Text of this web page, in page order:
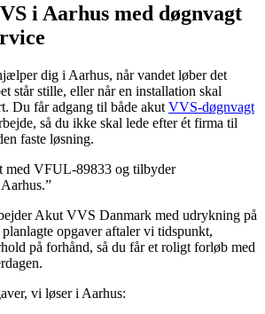
i Aarhus med døgnvagt
dig i Aarhus, når vandet løber det
står stille, eller når en installation skal
Du får adgang til både akut VVS-døgnvagt
så du ikke skal lede efter ét firma til
faste løsning.
med VFUL-89833 og tilbyder
Akut VVS Danmark med udrykning på
opgaver aftaler vi tidspunkt,
på forhånd, så du får et roligt forløb med
vi løser i Aarhus: